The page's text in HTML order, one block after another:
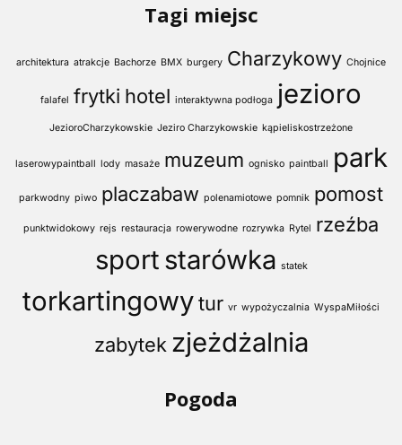
Tagi miejsc
architektura atrakcje Bachorze BMX burgery Charzykowy Chojnice
falafel frytki hotel interaktywna podłoga jezioro
JezioroCharzykowskie Jeziro Charzykowskie kąpieliskostrzeżone
laserowypaintball lody masaże muzeum ognisko paintball park
parkwodny piwo placzabaw polenamiotowe pomnik pomost
punktwidokowy rejs restauracja rowerywodne rozrywka Rytel rzeźba
sport starówka statek
torkartingowytur vr wypożyczalnia WyspaMiłości
zabytek zjeżdżalnia
Pogoda